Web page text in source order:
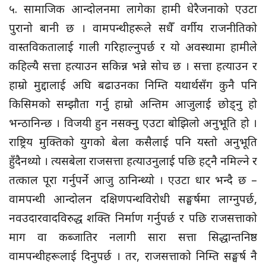
५. सामाजिक आन्दोलनमा लागेका हामी धेरैजनाको एउटा
पुरानो बानी छ । वामपन्थीहरूले सधैँ वर्गीय राजनीतिको
वास्तविकतालाई गाली गरिहाल्नुपर्छ र यो अवस्थामा हामीले
कहिल्यै सत्ता हत्याउन सकिन्न भन्ने सोच छ । सत्ता हत्याउन र
हाम्रो मुद्दालाई अघि बढाउनका निम्ति यथार्थसँग कुनै पनि
किसिमको सम्झौता गर्नु हाम्रो अन्तिम आजुलाई छोड्नु हो
भन्ठानिन्छ । विजयी हुन नसक्नु एउटा बोझिलो अनुभूति हो ।
राष्ट्रिय मुक्तिको युगको बेला कसैलाई पनि यस्तो अनुभूति
हुँदैनथ्यो । त्यसबेला राजसत्ता हत्याउनुलाई पछि हट्नै नमिल्ने र
तत्काल पूरा गर्नुपर्ने आजु ठानिन्थ्यो । एउटा धार भन्दै छ –
वामपन्थी आन्दोलन दक्षिणपन्थविरोधी सङ्घर्षमा लाग्नुपर्छ,
नवउदारवादविरुद्ध शक्ति निर्माण गर्नुपर्छ र पछि राजसत्ताको
माग वा कब्जातिर नलागी सारा सत्ता सिद्धान्तनिष्ठ
वामपन्थीहरूलाई दिनुपर्छ । तर, राजसत्ताको निम्ति सङ्घर्ष नै